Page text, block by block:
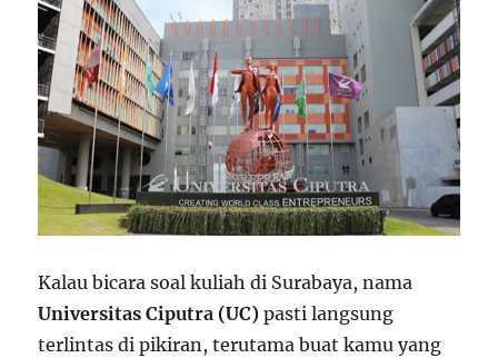
Kalau bicara soal kuliah di Surabaya, nama
Universitas Ciputra (UC) pasti langsung
terlintas di pikiran, terutama buat kamu yang